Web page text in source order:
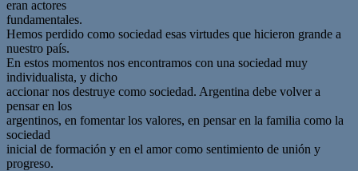
eran actores
fundamentales.
Hemos perdido como sociedad esas virtudes que hicieron grande a
nuestro país.
En estos momentos nos encontramos con una sociedad muy
individualista, y dicho
accionar nos destruye como sociedad. Argentina debe volver a
pensar en los
argentinos, en fomentar los valores, en pensar en la familia como la
sociedad
inicial de formación y en el amor como sentimiento de unión y
progreso.